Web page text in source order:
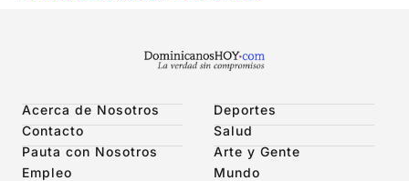
Acerca de Nosotros
Contacto
Pauta con Nosotros
Empleo
Deportes
Salud
Arte y Gente
Mundo